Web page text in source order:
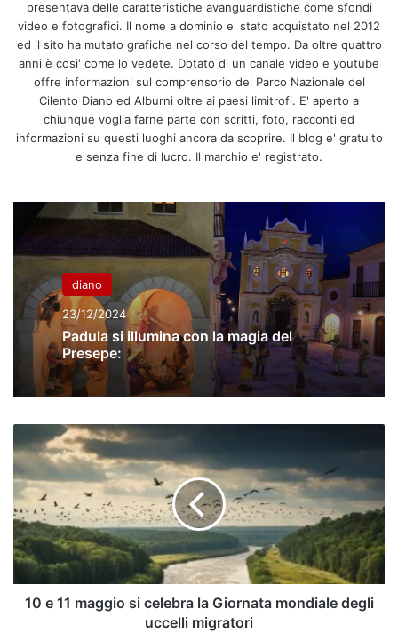
presentava delle caratteristiche avanguardistiche come sfondi
video e fotografici. Il nome a dominio e' stato acquistato nel 2012
ed il sito ha mutato grafiche nel corso del tempo. Da oltre quattro
anni è cosi' come lo vedete. Dotato di un canale video e youtube
offre informazioni sul comprensorio del Parco Nazionale del
Cilento Diano ed Alburni oltre ai paesi limitrofi. E' aperto a
chiunque voglia farne parte con scritti, foto, racconti ed
informazioni su questi luoghi ancora da scoprire. Il blog e' gratuito
e senza fine di lucro. Il marchio e' registrato.
diano
23/12/2024
Padula si illumina con la magia del
Presepe:
e
maggio
si
celebra
la
Giornata
mondiale
degli
10 e 11 maggio si celebra la Giornata mondiale degli
uccelli migratori